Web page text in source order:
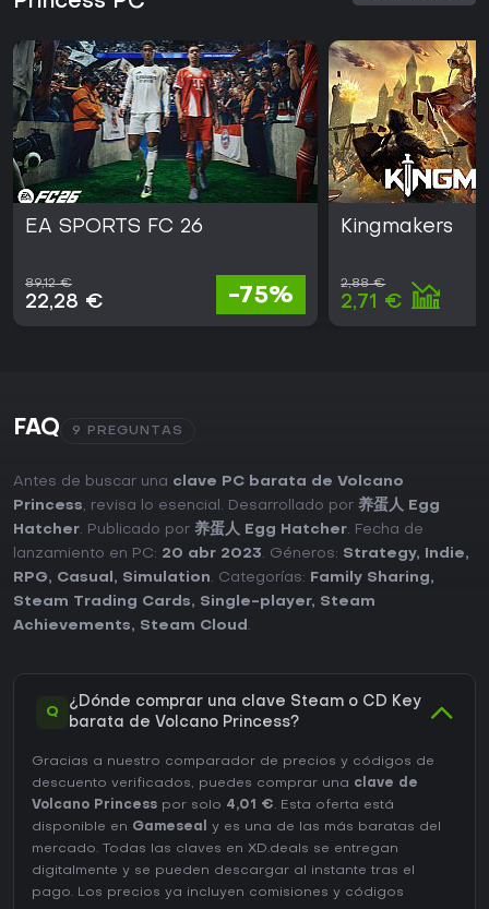
EA SPORTS FC 26
89,12 €
22,28 € -75%
Kingmakers
2,88 €
2,71 €
FAQ 9 PREGUNTAS
Antes de buscar una clave PC barata de Volcano
Princess, revisa lo esencial. Desarrollado por 养蛋人 Egg
Hatcher. Publicado por 养蛋人 Egg Hatcher. Fecha de
lanzamiento en PC: 20 abr 2023. Géneros: Strategy, Indie,
RPG, Casual , Simulation. Categorías: Family Sharing,
Steam Trading Cards, Single-player, Steam
Achievements, Steam Cloud .
Q
¿Dónde comprar una clave Steam o CD Key
barata de Volcano Princess?
Gracias a nuestro comparador de precios y códigos de
descuento verificados, puedes comprar una clave de
Volcano Princess por solo 4,01 €. Esta oferta está
disponible en Gameseal
y es una de las más baratas del
mercado. Todas las claves en XD.deals se entregan
digitalmente y se pueden descargar al instante tras el
pago. Los precios ya incluyen comisiones y códigos